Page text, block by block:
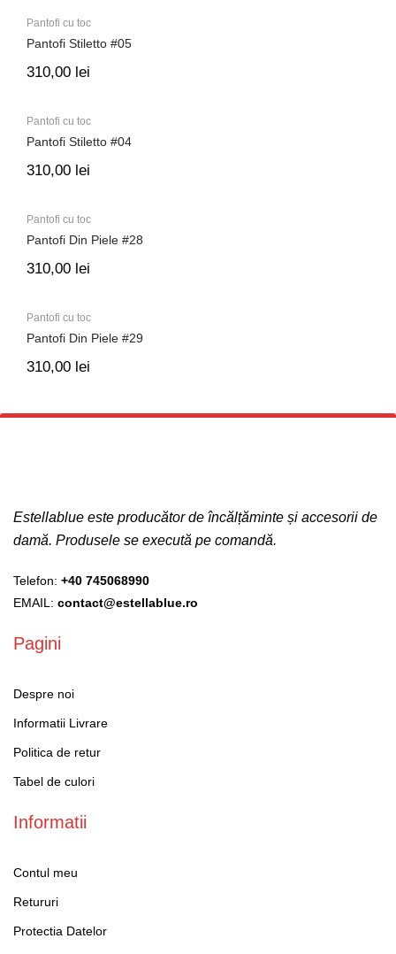
Pantofi cu toc
Pantofi Stiletto #05
310,00 lei
Pantofi cu toc
Pantofi Stiletto #04
310,00 lei
Pantofi cu toc
Pantofi Din Piele #28
310,00 lei
Pantofi cu toc
Pantofi Din Piele #29
310,00 lei
Estellablue este producător de încălțăminte și accesorii de
damă. Produsele se execută pe comandă.
Telefon: +40 745068990
EMAIL: contact@estellablue.ro
Pagini
Despre noi
Informatii Livrare
Politica de retur
Tabel de culori
Informatii
Contul meu
Retururi
Protectia Datelor